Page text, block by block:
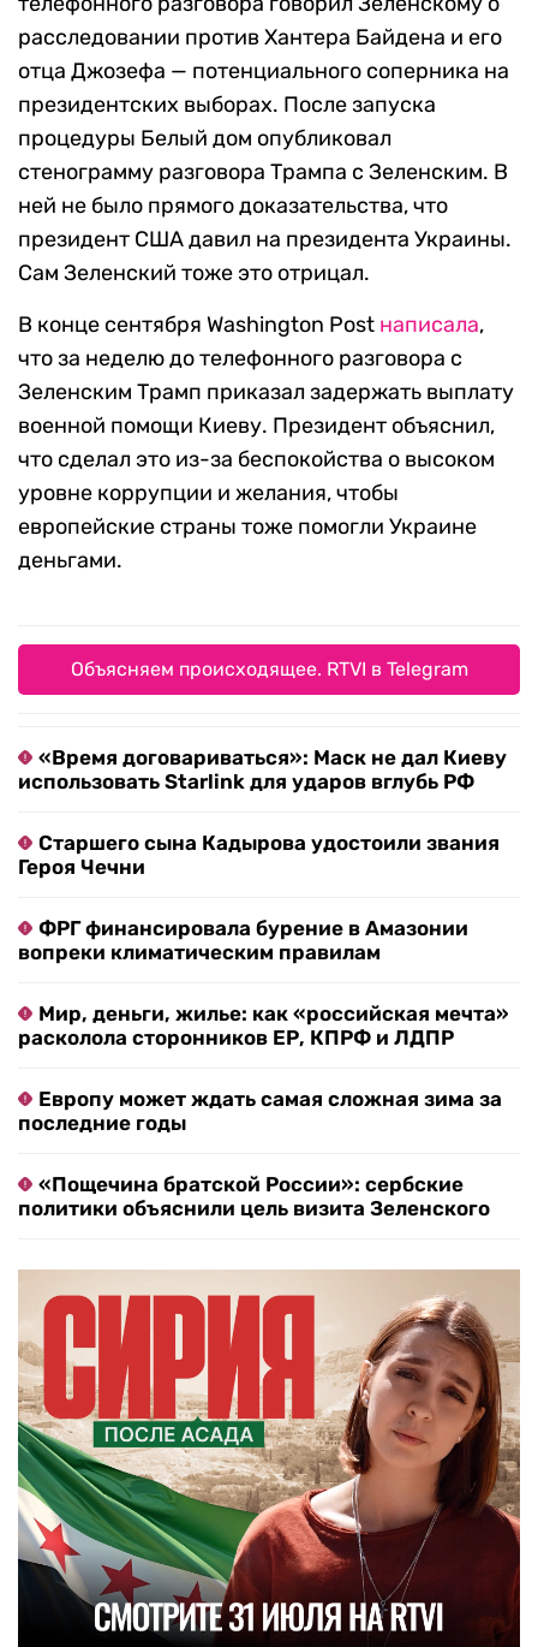
расследовании против Хантера Байдена и его
отца Джозефа — потенциального соперника на
президентских выборах. После запуска
процедуры Белый дом опубликовал
стенограмму разговора Трампа с Зеленским. В
ней не было прямого доказательства, что
президент США давил на президента Украины.
Сам Зеленский тоже это отрицал.
В конце сентября Washington Post написала,
что за неделю до телефонного разговора с
Зеленским Трамп приказал задержать выплату
военной помощи Киеву. Президент объяснил,
что сделал это из-за беспокойства о высоком
уровне коррупции и желания, чтобы
европейские страны тоже помогли Украине
деньгами.
Объясняем происходящее. RTVI в Telegram
«Время договариваться»: Маск не дал Киеву
использовать Starlink для ударов вглубь РФ
Старшего сына Кадырова удостоили звания
Героя Чечни
ФРГ финансировала бурение в Амазонии
вопреки климатическим правилам
Мир, деньги, жилье: как «российская мечта»
расколола сторонников ЕР, КПРФ и ЛДПР
Европу может ждать самая сложная зима за
последние годы
«Пощечина братской России»: сербские
политики объяснили цель визита Зеленского